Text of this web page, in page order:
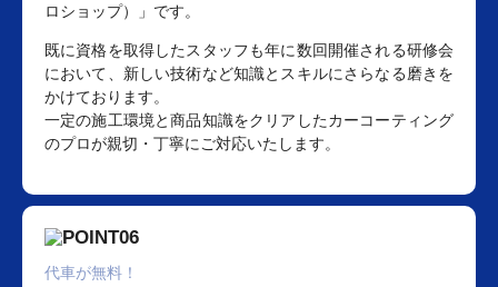
ロショップ）」です。
既に資格を取得したスタッフも年に数回開催される研修会
において、新しい技術など知識とスキルにさらなる磨きを
かけております。
一定の施工環境と商品知識をクリアしたカーコーティング
のプロが親切・丁寧にご対応いたします。
代車が無料！